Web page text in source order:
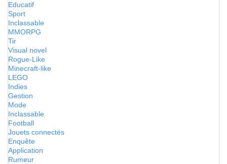
Educatif
Sport
Inclassable
MMORPG
Tir
Visual novel
Rogue-Like
Minecraft-like
LEGO
Indies
Gestion
Mode
Inclassable
Football
Jouets connectés
Enquête
Application
Rumeur